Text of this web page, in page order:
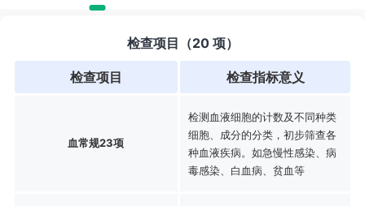
检查项目（20 项）
检查项目 检查指标意义
血常规23项
检测血液细胞的计数及不同种类
细胞、成分的分类，初步筛查各
种血液疾病。如急慢性感染、病
毒感染、白血病、贫血等